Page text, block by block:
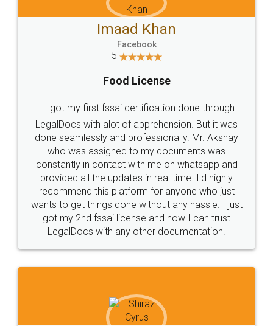
Mohit Koul
Facebook
online service which helps you step by step in
most of the day to day legal document
preparation and registration. They helped me in
preparing my Rental Agreement as a Tenant at
the comfort of my home and even did a second
visit to my Landlord who lives in different city, thus
eliminating the inconvenience of visiting me just
for the signature and verification. They have
smooth payment procedure (I paid whole
charges online) which again makes the whole